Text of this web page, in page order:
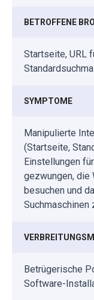
BETROFFENE
Startseite, URL
SYMPTOME
Manipulierte
(Startseite,
Einstellungen
gezwungen, die
besuchen und
Suchmaschinen
Betrügerische
Software-